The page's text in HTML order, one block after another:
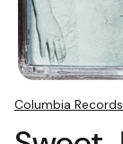
Columbia Records